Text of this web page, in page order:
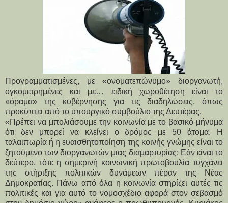
Προγραμματισμένες, με «ονοματεπώνυμο» διοργανωτή,
ογκομετρημένες και με… ειδική χωροθέτηση είναι το
«όραμα» της κυβέρνησης για τις διαδηλώσεις, όπως
προκύπτει από το υπουργικό συμβούλιο της Δευτέρας.
«Πρέπει να μπολιάσουμε την κοινωνία με το βασικό μήνυμα
ότι δεν μπορεί να κλείνει ο δρόμος με 50 άτομα. Η
ταλαιπωρία ή η ευαισθητοποίηση της κοινής γνώμης είναι το
ζητούμενο των διοργανωτών μιας διαμαρτυρίας; Εάν είναι το
δεύτερο, τότε η σημερινή κοινωνική πρωτοβουλία τυγχάνει
της στήριξης πολιτικών δυνάμεων πέραν της Νέας
Δημοκρατίας. Πάνω από όλα η κοινωνία στηρίζει αυτές τις
πολιτικές και για αυτό το νομοσχέδιο αφορά στον σεβασμό